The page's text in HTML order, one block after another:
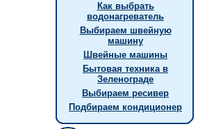
Как выбрать
водонагреватель
Выбираем швейную
машину
Швейные машины
Бытовая техника в
Зеленограде
Выбираем ресивер
Подбираем кондиционер